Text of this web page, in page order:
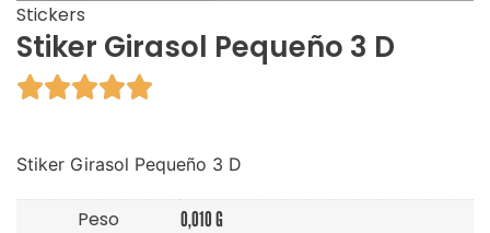
Stickers
Stiker Girasol Pequeño 3 D

Stiker Girasol Pequeño 3 D
Peso 0,010 G